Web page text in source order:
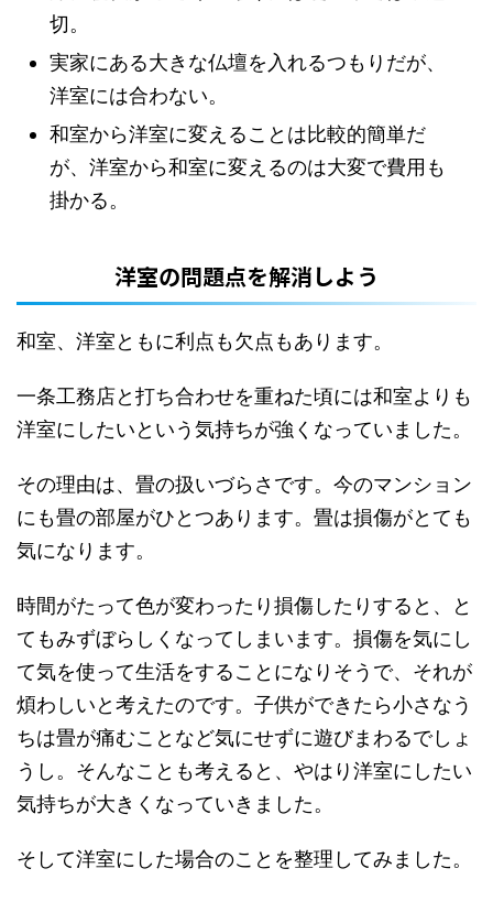
切。
実家にある大きな仏壇を入れるつもりだが、
洋室には合わない。
和室から洋室に変えることは比較的簡単だ
が、洋室から和室に変えるのは大変で費用も
掛かる。
洋室の問題点を解消しよう
和室、洋室ともに利点も欠点もあります。
一条工務店と打ち合わせを重ねた頃には和室よりも
洋室にしたいという気持ちが強くなっていました。
その理由は、畳の扱いづらさです。今のマンション
にも畳の部屋がひとつあります。畳は損傷がとても
気になります。
時間がたって色が変わったり損傷したりすると、と
てもみずぼらしくなってしまいます。損傷を気にし
て気を使って生活をすることになりそうで、それが
煩わしいと考えたのです。子供ができたら小さなう
ちは畳が痛むことなど気にせずに遊びまわるでしょ
うし。そんなことも考えると、やはり洋室にしたい
気持ちが大きくなっていきました。
そして洋室にした場合のことを整理してみました。